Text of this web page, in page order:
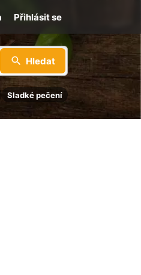
Hledat
Sladké pečení
Přihlásit se